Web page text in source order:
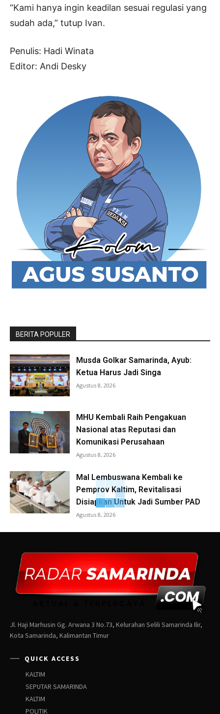
“Kami hanya ingin keadilan sesuai regulasi yang
sudah ada,” tutup Ivan.
Penulis: Hadi Winata
Editor: Andi Desky
BERITA POPULER
Musda Golkar Samarinda, Ayub:
Ketua Harus Jadi Singa
Agustus 8, 2026
MHU Kembali Raih Pengakuan
Nasional atas Reputasi dan
Komunikasi Perusahaan
Agustus 8, 2026
Mal Lembuswana Kembali ke
Pemprov Kaltim, Revitalisasi
Disiapkan Untuk Jadi Sumber PAD
Agustus 8, 2026
Jl. Haji Marhusin Gg. Arwana 3 No.73, Kelurahan Selili Samarinda Ilir,
Kota Samarinda, Kalimantan Timur
QUICK ACCESS
KALTIM
SEPUTAR SAMARINDA
KALTIM
POLITIK